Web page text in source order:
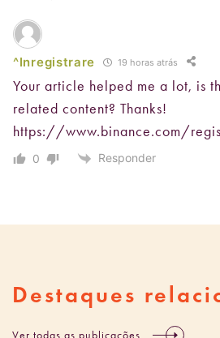
^Inregistrare 19 horas atrás
Your article helped me a lot, is
related content? Thanks!
https://www.binance.com/
0 Responder
Destaques
Ver todas as publicações